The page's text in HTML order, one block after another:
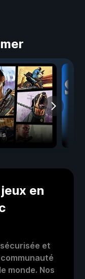
en
et
monde. Nos